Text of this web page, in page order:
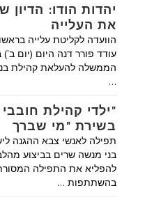
יהדות הודו: הדיון
את העלייה
הוועדה לקליטת עלייה
עודד פורר דנה היום (יום
הממשלה להעלאת קהילת
…
"ילדי קהילת חובבי
בשירת "מי שברך
תפילה לאנשי צבא ההגנה
בני מנשה שרים בביצוע
להפליא את התפילה
בהשתתפות …